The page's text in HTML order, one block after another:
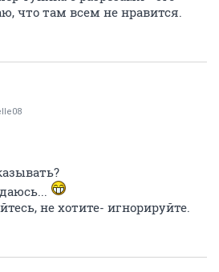
что там всем не нравится.
не хотите- игнорируйте.